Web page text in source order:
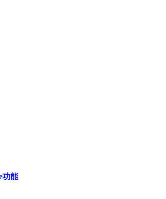
磨砂质感的黑色镜腿、无棱角的商务镜框，
是一台智能设备。钛金属鼻托与无极回弹
目的MicroLED+衍射光波导方案，搭配
不清”的痛点，且无彩虹纹干扰。显示界面
功能